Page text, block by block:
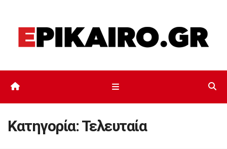
περιεχόμενο
Κατηγορία:Τελευταία